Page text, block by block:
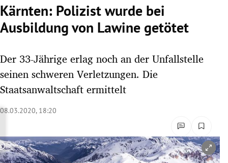
Untermenü
Untermenü
Untermenü
Kärnten: Polizist wurde bei
Ausbildung von Lawine getötet
Der 33-Jährige erlag noch an der Unfallstelle
seinen schweren Verletzungen. Die
Staatsanwaltschaft ermittelt
08.03.2020, 18:20
Copyright-Hinweis öffnen/schließen